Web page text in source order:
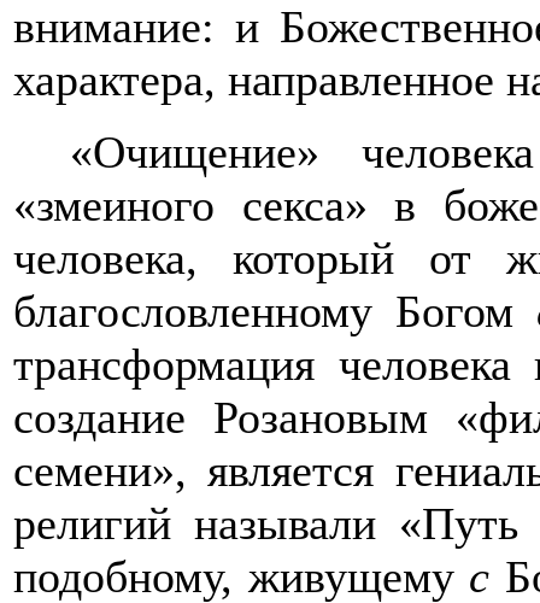
внимание: и
характера, направленное
«Очищение»
«змеиного секса» в
человека, который от
благословленному Богом
трансформация
создание Розановым
семени», является
религий называли
подобному, живущему с